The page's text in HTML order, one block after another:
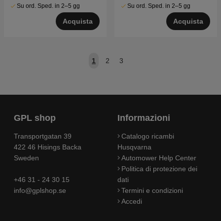
Su ord. Sped. in 2–5 gg
Acquista
Su ord. Sped. in 2–5 gg
Acquista
1 2 3
GPL shop
Transportgatan 39
422 46 Hisings Backa
Sweden
+46 31 - 24 30 15
info@gplshop.se
Informazioni
Catalogo ricambi
Husqvarna
Automower Help Center
Politica di protezione dei
dati
Termini e condizioni
Accedi